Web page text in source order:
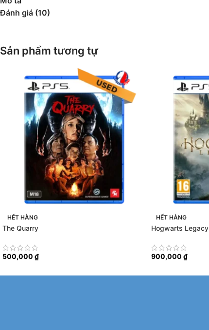
Đánh giá (10)
Sản phẩm tương tự
HẾT HÀNG
The Quarry
500,000 ₫
HẾT HÀNG
Hogwarts Legacy
900,000 ₫